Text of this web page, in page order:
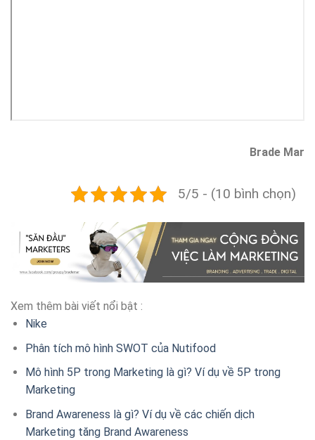
Brade Mar
5/5 - (10 bình chọn)
Xem thêm bài viết nổi bật :
Nike
Phân tích mô hình SWOT của Nutifood
Mô hình 5P trong Marketing là gì? Ví dụ về 5P trong
Marketing
Brand Awareness là gì? Ví dụ về các chiến dịch
Marketing tăng Brand Awareness